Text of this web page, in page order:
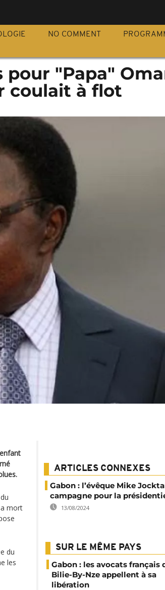
NO COMMENT
pour "Papa"
coulait à flot
mort
du
les
ARTICLES CONNEXES
Gabon : l’évêque Mike
campagne pour la
13/08/2024
SUR LE MÊME PAYS
Gabon : les avocats français
Bilie-By-Nze appellent à sa
libération